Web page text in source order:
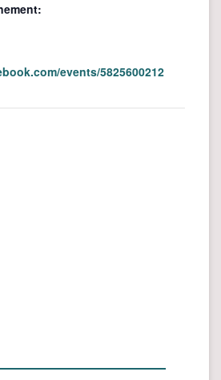
events/5825600212